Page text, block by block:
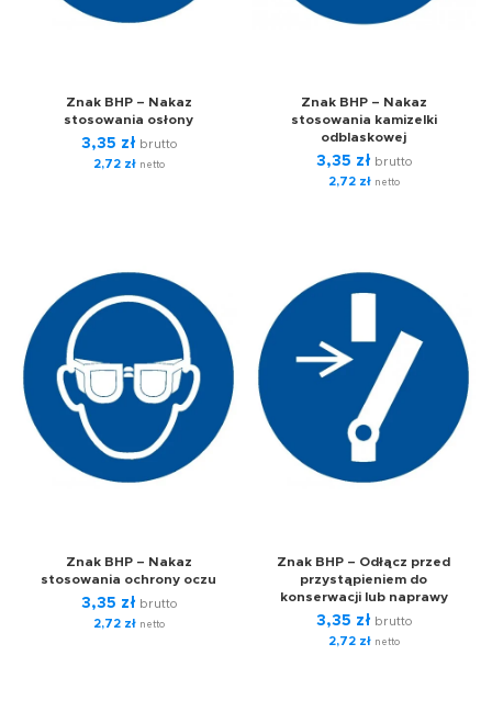
Znak BHP – Nakaz
stosowania osłony
3,35 zł brutto
2,72 złnetto
Znak BHP – Nakaz
stosowania kamizelki
odblaskowej
3,35 zł brutto
2,72 złnetto
Znak BHP – Nakaz
stosowania ochrony oczu
3,35 zł brutto
2,72 złnetto
Znak BHP – Odłącz przed
przystąpieniem do
konserwacji lub naprawy
3,35 zł brutto
2,72 złnetto